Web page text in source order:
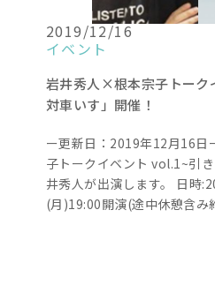
2019/12/16
イベント
岩井秀人×根本宗子トーク
対車いす」開催！
ー更新日：2019年12月16日
子トークイベント vol.1~引
井秀人が出演します。 日時
(月)19:00開演(途中休憩含